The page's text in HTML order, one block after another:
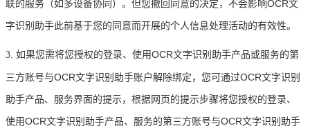
联的服务（如多设备协同）。但您撤回同意的决定，不会影响OCR文
字识别助手此前基于您的同意而开展的个人信息处理活动的有效性。
3. 如果您需将您授权的登录、使用OCR文字识别助手产品或服务的第
三方账号与OCR文字识别助手账户解除绑定，您可通过OCR文字识别
助手产品、服务界面的提示，根据网页的提示步骤将您授权的登录、
使用OCR文字识别助手产品、服务的第三方账号与OCR文字识别助手